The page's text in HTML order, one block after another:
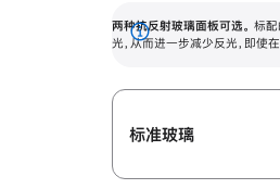
有高亮光源的场所使用，也能保持出色画
两种抗反射玻璃面板可选。 标配
光，从而进一步减少反光，即使
展
标准玻璃